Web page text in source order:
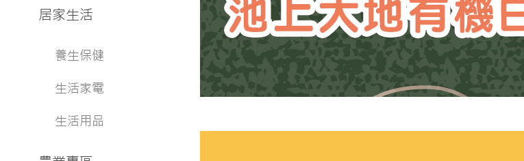
居家生活
養生保健
生活家電
生活用品